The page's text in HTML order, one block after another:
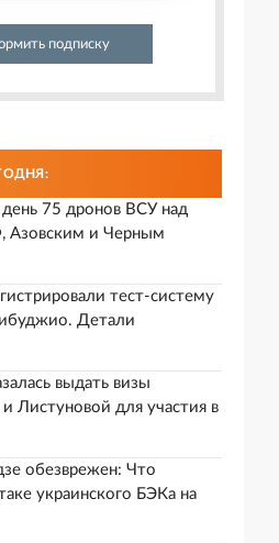
подписку
75 дронов ВСУ над
Азовским и Черным
тест-систему
Детали
выдать визы
Листуновой для участия в
обезврежен: Что
украинского БЭКа на